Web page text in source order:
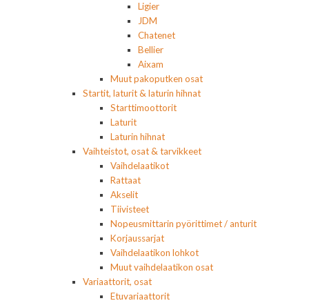
Ligier
JDM
Chatenet
Bellier
Aixam
Muut pakoputken osat
Startit, laturit & laturin hihnat
Starttimoottorit
Laturit
Laturin hihnat
Vaihteistot, osat & tarvikkeet
Vaihdelaatikot
Rattaat
Akselit
Tiivisteet
Nopeusmittarin pyörittimet / anturit
Korjaussarjat
Vaihdelaatikon lohkot
Muut vaihdelaatikon osat
Variaattorit, osat
Etuvariaattorit